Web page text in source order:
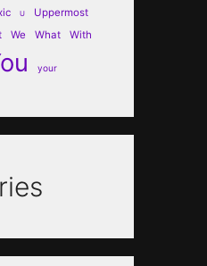
U
Uppermost
We What With
your